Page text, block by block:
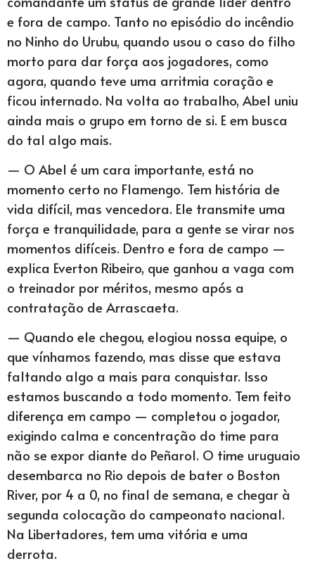
e fora de campo. Tanto no episódio do incêndio
no Ninho do Urubu, quando usou o caso do filho
morto para dar força aos jogadores, como
agora, quando teve uma arritmia coração e
ficou internado. Na volta ao trabalho, Abel uniu
ainda mais o grupo em torno de si. E em busca
do tal algo mais.
— O Abel é um cara importante, está no
momento certo no Flamengo. Tem história de
vida difícil, mas vencedora. Ele transmite uma
força e tranquilidade, para a gente se virar nos
momentos difíceis. Dentro e fora de campo —
explica Everton Ribeiro, que ganhou a vaga com
o treinador por méritos, mesmo após a
contratação de Arrascaeta.
— Quando ele chegou, elogiou nossa equipe, o
que vínhamos fazendo, mas disse que estava
faltando algo a mais para conquistar. Isso
estamos buscando a todo momento. Tem feito
diferença em campo — completou o jogador,
exigindo calma e concentração do time para
não se expor diante do Peñarol. O time uruguaio
desembarca no Rio depois de bater o Boston
River, por 4 a 0, no final de semana, e chegar à
segunda colocação do campeonato nacional.
Na Libertadores, tem uma vitória e uma
derrota.